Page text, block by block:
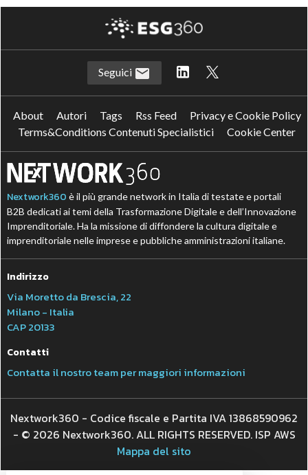
Seguici
About Autori Tags Rss Feed
Privacy e Cookie Policy
Terms&Conditions Contenuti Specialistici
Cookie Center
Nextwork360 è il più grande network in Italia di testate e portali
B2B dedicati ai temi della Trasformazione Digitale e dell’Innovazione
Imprenditoriale. Ha la missione di diffondere la cultura digitale e
imprenditoriale nelle imprese e pubbliche amministrazioni italiane.
Indirizzo
Via Moretto da Brescia, 22
Milano - Italia
CAP 20133
Contatti
Contatta il nostro team per maggiori informazioni
Nextwork360 - Codice fiscale e Partita IVA 13868590962
- © 2026 Nextwork360. ALL RIGHTS RESERVED. ISP AWS
Mappa del sito